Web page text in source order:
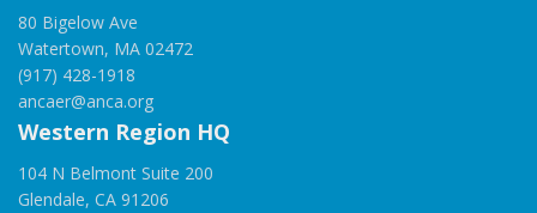
80 Bigelow Ave
Watertown, MA 02472
(917) 428-1918
ancaer@anca.org
Western Region HQ
104 N Belmont Suite 200
Glendale, CA 91206